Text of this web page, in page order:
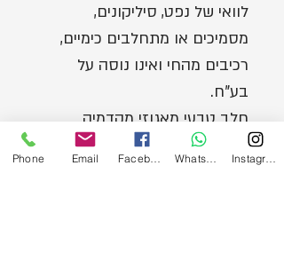
לוואי של נפט, סיליקונים,
מסמיכים או מתחלבים כימיים,
רכיבים מהחי ואינו נוסה על
בע"ח.
חלב טבעי מאגוזי מקדמיה
המעניק לסבון תחושה חלבית
Phone Email